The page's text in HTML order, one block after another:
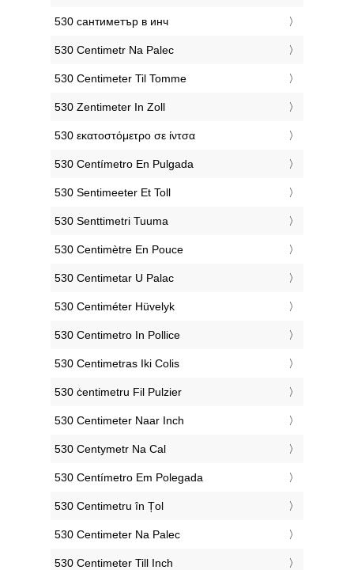
‎530 сантиметър в инч
‎530 Centimetr Na Palec
‎530 Centimeter Til Tomme
‎530 Zentimeter In Zoll
‎530 εκατοστόμετρο σε ίντσα
‎530 Centímetro En Pulgada
‎530 Sentimeeter Et Toll
‎530 Senttimetri Tuuma
‎530 Centimètre En Pouce
‎530 Centimetar U Palac
‎530 Centiméter Hüvelyk
‎530 Centimetro In Pollice
‎530 Centimetras Iki Colis
‎530 ċentimetru Fil Pulzier
‎530 Centimeter Naar Inch
‎530 Centymetr Na Cal
‎530 Centímetro Em Polegada
‎530 Centimetru în Țol
‎530 Centimeter Na Palec
‎530 Centimeter Till Inch